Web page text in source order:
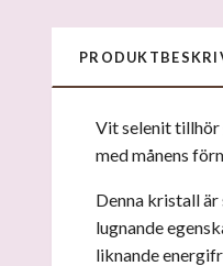
Vit selenit tillhör
med månens
Denna kristall är
lugnande
liknande